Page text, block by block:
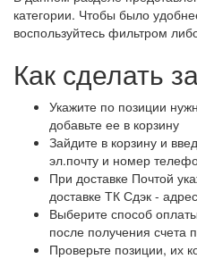
категории. Чтобы было
воспользуйтесь фильтром
Как сделать
Укажите по позиции
добавьте ее в корзину
Зайдите в корзину и
эл.почту и номер
При доставке Почтой
доставке ТК Сдэк -
Выберите способ
после получения счета
Проверьте позиции, их